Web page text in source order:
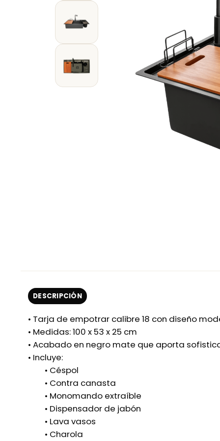
DESCRIPCIÓN
• Tarja de empotrar calibre 18 con diseño
• Medidas: 100 x 53 x 25 cm
• Acabado en negro mate que aporta
• Incluye:
• Céspol
• Contra canasta
• Monomando extraíble
• Dispensador de jabón
• Lava vasos
• Charola